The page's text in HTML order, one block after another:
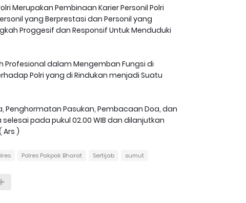
Merupakan Pembinaan Karier Personil Polri
yang Berprestasi dan Personil yang
Proggesif dan Responsif Untuk Menduduki
Profesional dalam Mengemban Fungsi di
Polri yang di Rindukan menjadi Suatu
Pasukan, Pembacaan Doa, dan
pada pukul 02.00 WIB dan dilanjutkan
Ars )
Polres Pakpak Bharat Sertijab sumut